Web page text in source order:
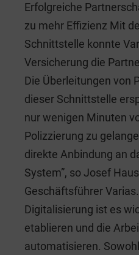
c
e
b
o
o
k
Erfolgreiche
zu mehr Effizienz Mit
Schnittstelle konnte
Versicherung die
Die Überleitungen von
dieser Schnittstelle
nur wenigen Minuten
Polizzierung zu
direkte Anbindung an
System”, so Josef
Geschäftsführer
Digitalisierung ist es
etablieren und die
automatisieren.